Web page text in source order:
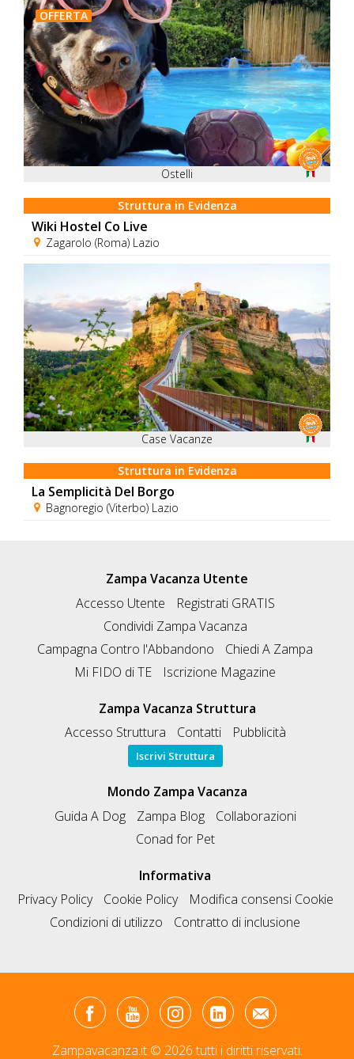
OFFERTA
Ostelli
Struttura in Evidenza
Wiki Hostel Co Live
Zagarolo (Roma) Lazio
Case Vacanze
Struttura in Evidenza
La Semplicità Del Borgo
Bagnoregio (Viterbo) Lazio
Zampa Vacanza Utente
Accesso Utente
Registrati GRATIS
Condividi Zampa Vacanza
Campagna Contro l'Abbandono
Chiedi A Zampa
Mi FIDO di TE
Iscrizione Magazine
Zampa Vacanza Struttura
Accesso Struttura
Contatti Pubblicità
Iscrivi Struttura
Mondo Zampa Vacanza
Guida A Dog
Zampa Blog
Collaborazioni
Conad for Pet
Informativa
Privacy Policy
Cookie Policy
Modifica consensi Cookie
Condizioni di utilizzo
Contratto di inclusione
Zampavacanza.it © 2026 tutti i diritti riservati.